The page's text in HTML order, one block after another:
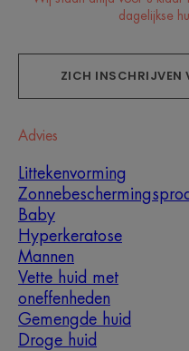
dagelijkse
ZICH INSCHRIJVEN
Advies
Littekenvorming
Baby
Hyperkeratose
Mannen
Vette huid met
oneffenheden
Gemengde huid
Droge huid